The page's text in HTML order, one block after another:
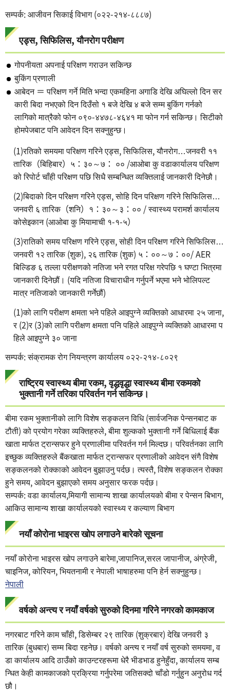
सम्पर्क: आजीवन सिकाई विभाग (०२२-२१४-८८८७)
एड्स, सिफिलिस, यौनरोग परीक्षण
गोपनीयता अपनाई परिक्षण गराउन सकिन्छ
बुकिंग प्रणाली
आबेदन ＝ परिक्षण गर्ने मिति भन्दा एकमहिना अगाडि देखि अघिल्लो दिन सर
कारी बिदा नभएको दिन दिउँसो १ बजे देखि ४ बजे सम्म बुकिंग गर्नको
लागिको मात्रैको फोन ०९०-४४७८-४६४१ मा फोन गर्न सकिन्छ। सिटीको
होमपेजबाट पनि आवेदन दिन सक्नुहुन्छ।
(1)रतिको समयमा परिक्षण गरिने एड्स, सिफिलिस, यौनरोग…जनवरी ११
तारिक（बिहिबार）५：३०～७： ०० /आओबा कु वडाकार्यालय परिक्षण
को रिपोर्ट चाँही परिक्षण पछि सिधै सम्बन्धित व्यक्तिलाई जानकारी दिनेछौ।
(2)बिदाको दिन परिक्षण गरिने एड्स, सोहि दिन परिक्षण गरिने सिफिलिस…
जनवरी ६ तारिक（शनि）१：३०～३：०० / स्वास्थ्य परामर्श कार्यालय
कोसेइकान (आओबा कु मियामाची १-१-५）
(3)रातिको समय परिक्षण गरिने एड्स, सोही दिन परिक्षण गरिने सिफिलिस…
जनवरी १२ तारिक (शुक), २६ तारिक (शुक) ५：००～७：००/ AER
बिल्डिङ ६ तल्ला परीक्षणको नतिजा भने रगत परिक्ष गरेपछि १ घण्टा भित्रमा
जानकारी दिनेछौं। (यदि नतिजा विचाराधीन गर्नुपर्ने भएमा भने भोलिपल्ट
मात्र नतिजाको जानकारी गर्नेछौं)
(1)को लागि परीक्षण क्षमता भने पहिले आइपुग्ने व्यक्तिको आधारमा २५ जाना,
र (2)र (3)को लागि परीक्षण क्षमता पनि पहिले आइपुग्ने व्यक्तिको आधारमा प
हिले आइपुग्ने ३० जाना
सम्पर्क: संक्रामक रोग नियन्त्रण कार्यालय ०२२-२१४-८०२९
राष्ट्रिय स्वास्थ्य बीमा रकम, वृद्धवृद्धा स्वास्थ्य बीमा रकमको
भुक्तानी गर्ने तरिका परिवर्तन गर्न सकिन्छ।
बीमा रकम भुक्तानीको लागि विशेष सङ्कलन विधि (सार्वजनिक पेन्सनबाट क
टौती) को प्रयोग गरेका व्यक्तिहरुले, बीमा शुल्कको भुक्तानी गर्ने बिधिलाई बैंक
खाता मार्फत ट्रान्सफर हुने प्रणालीमा परिवर्तन गर्न मिल्दछ। परिवर्तनका लागि
इच्छुक व्यक्तिहरुले बैंकखाता मार्फत ट्रान्सफर प्रणालीको आवेदन संगै विशेष
सङ्कलनको रोक्काको आवेदन बुझाउनु पर्दछ। त्यस्तै, विशेष सङ्कलन रोक्का
हुने समय, आवेदन बुझाएको समय अनुसार फरक पर्दछ।
सम्पर्क: वडा कार्यालय,मियागी सामान्य शाखा कार्यालयको बीमा र पेन्सन बिभाग,
आकिउ सामान्य शाखा कार्यालयको स्वास्थ्य र कल्याण बिभाग
नयाँ कोरोना भाइरस खोप लगाउने बारेको सूचना
नयाँ कोरोना भाइरस खोप लगाउने बारेमा,जापानिज,सरल जापानीज, अंग्रेजी,
चाइनिज, कोरियन, भियतनामी र नेपाली भाषाहरुमा पनि हेर्न सक्नुहुन्छ।
नेपाली
वर्षको अन्त्य र नयाँ वर्षको सुरुको दिनमा गरिने नगरको कामकाज
नगरबाट गरिने काम चाँही, डिसेम्बर २९ तारिक (शुक्रबार) देखि जनवरी ३
तारिक (बुधबार) सम्म बिदा रहनेछ। वर्षको अन्त्य र नयाँ वर्ष सुरुको समयमा, व
डा कार्यालय आदि ठाउँको काउन्टरहरूमा धेरै भीडभाड हुनेहुँदा, कार्यालय सम्ब
न्धित केही कामकाजको प्रक्रिया गर्नुपरेमा जतिसक्दो चाँडो गर्नुहुन अनुरोध गर्द
छौ।